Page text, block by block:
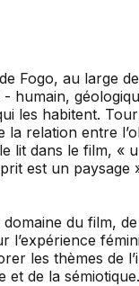
Fogo, au large
- humain,
les habitent.
relation entre
lit dans le film, «
est un
du film,
les thèmes de
et de la sémiotique.